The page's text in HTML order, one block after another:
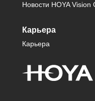
Новости HOYA Vision
Карьера
Карьера